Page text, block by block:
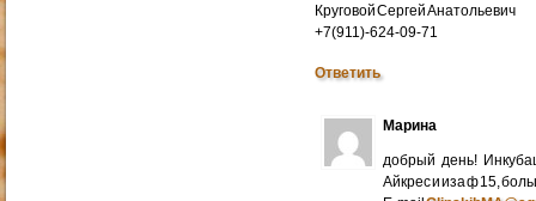
Круговой Сергей Анатольевич
+7(911)-624-09-71
Ответить
Марина
добрый день!
Айкрес и иза ф 15,